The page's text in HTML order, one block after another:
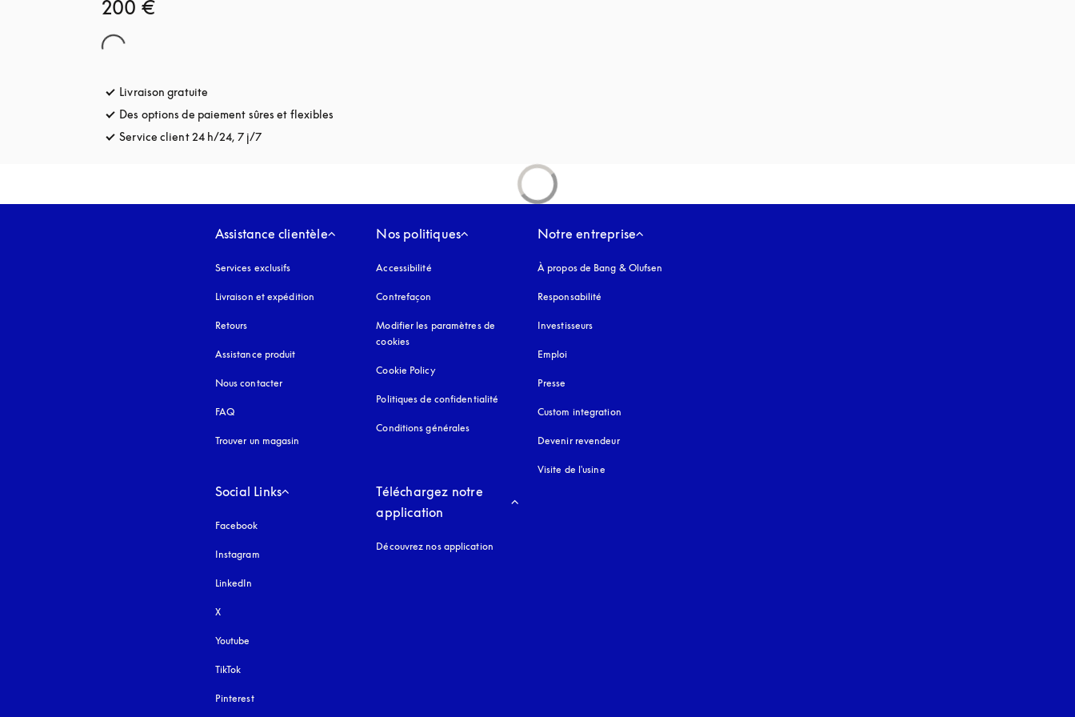
200 €
Livraison gratuite
Des options de paiement sûres et flexibles
Service client 24 h/24, 7 j/7
Assistance clientèle
Services exclusifs
Livraison et expédition
Retours
Assistance produit
Nous contacter
FAQ
Trouver un magasin
Nos politiques
Accessibilité s’ouvre dans un nouvel onglet
Contrefaçon s’ouvre dans un nouvel onglet
Modifier les paramètres de
cookies
Cookie Policys’ouvre dans un nouvel onglet
Politiques de confidentialité
Conditions générales
Notre entreprise
À propos de Bang & Olufsen
Responsabilité
Investisseurs
Emploi
Presse
Custom integration
Devenir revendeur
Visite de l'usine
Social Links
Facebook
Instagram
LinkedIn
X
Youtube
TikTok
Pinterest
Téléchargez notre
application
Découvrez nos application